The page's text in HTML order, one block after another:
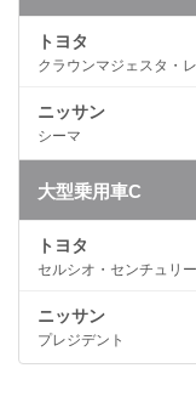
トヨタ
クラウンマジェスタ・
ニッサン
シーマ
大型乗用車C
トヨタ
セルシオ・センチュリ
ニッサン
プレジデント